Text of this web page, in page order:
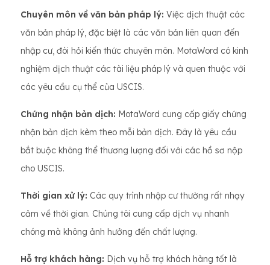
Chuyên môn về văn bản pháp lý: Việc dịch thuật các
văn bản pháp lý, đặc biệt là các văn bản liên quan đến
nhập cư, đòi hỏi kiến ​​thức chuyên môn. MotaWord có kinh
nghiệm dịch thuật các tài liệu pháp lý và quen thuộc với
các yêu cầu cụ thể của USCIS.
Chứng nhận bản dịch: MotaWord cung cấp giấy chứng
nhận bản dịch kèm theo mỗi bản dịch. Đây là yêu cầu
bắt buộc không thể thương lượng đối với các hồ sơ nộp
cho USCIS.
Thời gian xử lý: Các quy trình nhập cư thường rất nhạy
cảm về thời gian. Chúng tôi cung cấp dịch vụ nhanh
chóng mà không ảnh hưởng đến chất lượng.
Hỗ trợ khách hàng: Dịch vụ hỗ trợ khách hàng tốt là